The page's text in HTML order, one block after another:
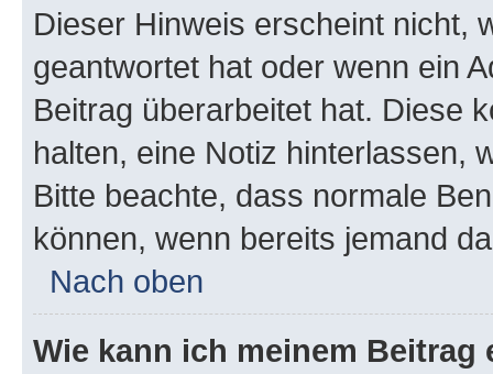
Dieser Hinweis erscheint nicht,
geantwortet hat oder wenn ein
Beitrag überarbeitet hat. Diese
halten, eine Notiz hinterlassen,
Bitte beachte, dass normale
können, wenn bereits jemand
Nach oben
Wie kann ich meinem